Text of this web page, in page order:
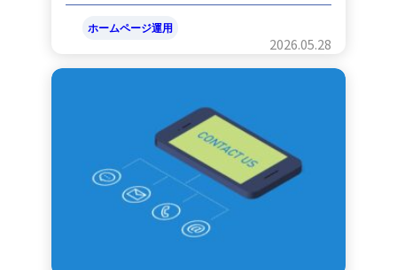
ホームページ運用
2026.05.28